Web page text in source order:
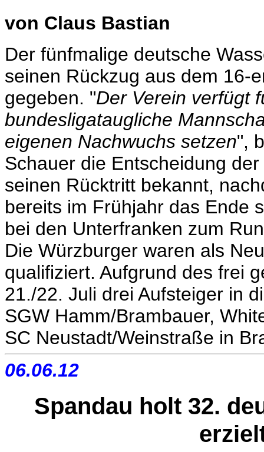
von Claus Bastian
Der fünfmalige deutsche
seinen Rückzug aus dem 16-
gegeben. "Der Verein verfügt
bundesligataugliche
eigenen Nachwuchs setzen",
Schauer die Entscheidung
seinen Rücktritt bekannt,
bereits im Frühjahr das Ende
bei den Unterfranken zum
Die Würzburger waren als
qualifiziert. Aufgrund des frei
21./22. Juli drei Aufsteiger in
SGW Hamm/Brambauer,
SC Neustadt/Weinstraße in
06.06.12
Spandau holt 32.